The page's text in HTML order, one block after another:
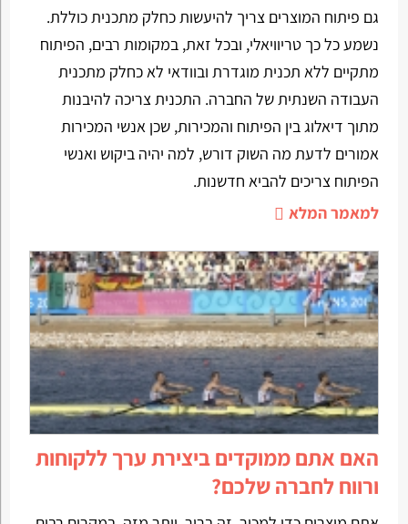
גם פיתוח המוצרים צריך להיעשות כחלק מתכנית כוללת.
נשמע כל כך טריוויאלי, ובכל זאת, במקומות רבים, הפיתוח
מתקיים ללא תכנית מוגדרת ובוודאי לא כחלק מתכנית
העבודה השנתית של החברה. התכנית צריכה להיבנות
מתוך דיאלוג בין הפיתוח והמכירות, שכן אנשי המכירות
אמורים לדעת מה השוק דורש, למה יהיה ביקוש ואנשי
הפיתוח צריכים להביא חדשנות.
למאמר המלא
האם אתם ממוקדים ביצירת ערך ללקוחות
ורווח לחברה שלכם?